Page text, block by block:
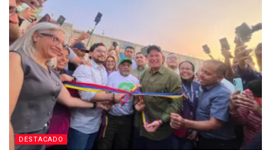
DESTACADO